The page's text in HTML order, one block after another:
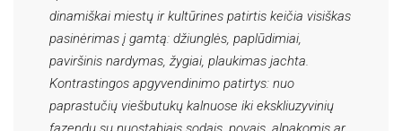
dinamiškai miestų ir kultūrines patirtis keičia visiškas
pasinėrimas į gamtą: džiunglės, paplūdimiai,
paviršinis nardymas, žygiai, plaukimas jachta.
Kontrastingos apgyvendinimo patirtys: nuo
paprastučių viešbutukų kalnuose iki ekskliuzyvinių